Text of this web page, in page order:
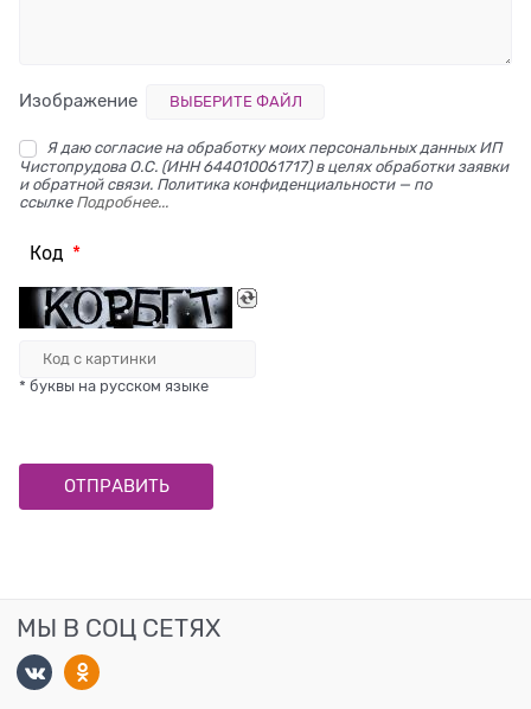
Изображение ВЫБЕРИТЕ ФАЙЛ
Я даю согласие на обработку моих персональных данных ИП
Чистопрудова О.С. (ИНН 644010061717) в целях обработки заявки
и обратной связи. Политика конфиденциальности — по
ссылке Подробнее...
Код
* буквы на русском языке
МЫ В СОЦ СЕТЯХ